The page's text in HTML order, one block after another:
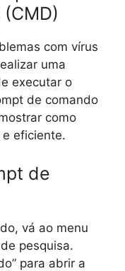
com vírus
uma
executar o
de comando
como
eficiente.
de
vá ao menu
pesquisa.
para abrir a